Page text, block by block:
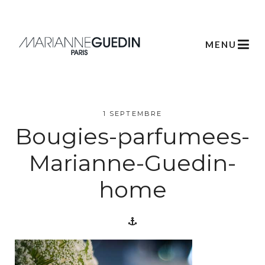
MENU
L’atelier
Créations
Scénographie
Végétale
1 SEPTEMBRE
Bougies-parfumees-
Marianne-Guedin-
home